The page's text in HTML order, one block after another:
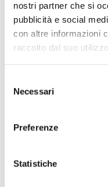
nostri partner che si
pubblicità e social
con altre informazioni
raccolto dal suo
delNecessari
Preferenze
Statistiche
Specifiche Tecniche
Marchio
Collezione
Movimento
Forma
Cinturino